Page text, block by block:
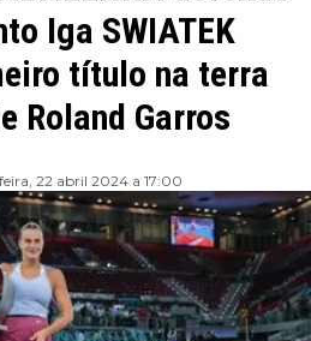
Iga SWIATEK
título na terra
Roland Garros
22 abril 2024 a 17:00